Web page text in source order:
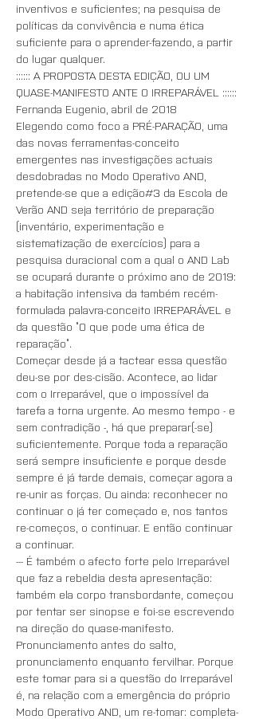
inventivos e suficientes; na pesquisa de
políticas da convivência e numa ética
suficiente para o aprender-fazendo, a partir
do lugar qualquer.
:::::: A PROPOSTA DESTA EDIÇÃO, OU UM
QUASE-MANIFESTO ANTE O IRREPARÁVEL ::::::
Fernanda Eugenio, abril de 2018
Elegendo como foco a PRÉ-PARAÇÃO, uma
das novas ferramentas-conceito
emergentes nas investigações actuais
desdobradas no Modo Operativo AND,
pretende-se que a edição#3 da Escola de
Verão AND seja território de preparação
(inventário, experimentação e
sistematização de exercícios) para a
pesquisa duracional com a qual o AND Lab
se ocupará durante o próximo ano de 2019:
a habitação intensiva da também recém-
formulada palavra-conceito IRREPARÁVEL e
da questão “O que pode uma ética de
reparação”.
Começar desde já a tactear essa questão
deu-se por des-cisão. Acontece, ao lidar
com o Irreparável, que o impossível da
tarefa a torna urgente. Ao mesmo tempo - e
sem contradição -, há que preparar(-se)
suficientemente. Porque toda a reparação
será sempre insuficiente e porque desde
sempre é já tarde demais, começar agora a
re-unir as forças. Ou ainda: reconhecer no
continuar o já ter começado e, nos tantos
re-começos, o continuar. E então continuar
a continuar.
--- É também o afecto forte pelo Irreparável
que faz a rebeldia desta apresentação:
também ela corpo transbordante, começou
por tentar ser sinopse e foi-se escrevendo
na direção do quase-manifesto.
Pronunciamento antes do salto,
pronunciamento enquanto fervilhar. Porque
este tomar para si a questão do Irreparável
é, na relação com a emergência do próprio
Modo Operativo AND, um re-tomar: completa-